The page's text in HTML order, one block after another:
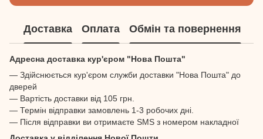
Доставка Оплата Обмін та повернення
Адресна доставка кур'єром "Нова Пошта"
— Здійснюється кур'єром служби доставки "Нова Пошта" до
дверей
— Вартість доставки від 105 грн.
— Термін відправки замовлень 1-3 робочих дні.
— Після відправки ви отримаєте SMS з номером накладної